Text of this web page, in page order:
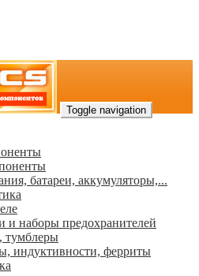
Toggle navigation
батареи, аккумуляторы,...
и наборы предохранителей
тумблеры
индуктивности, ферриты